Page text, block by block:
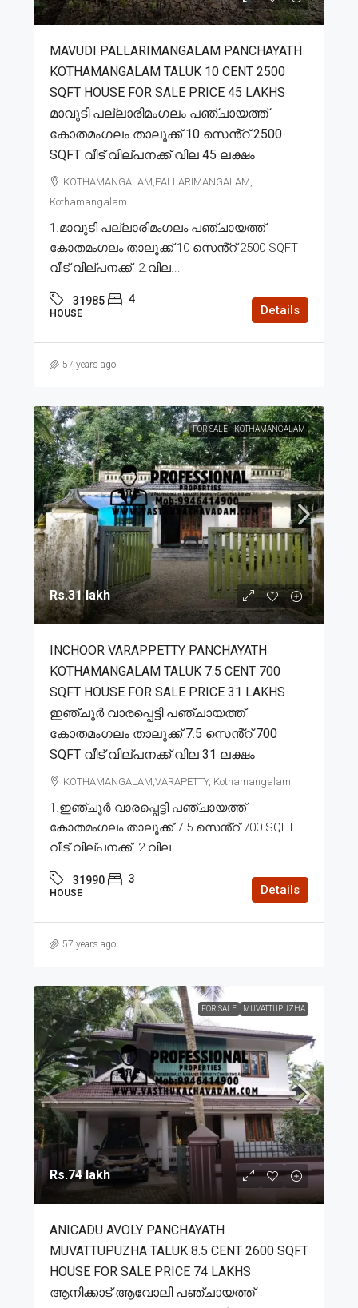
MAVUDI PALLARIMANGALAM PANCHAYATH
KOTHAMANGALAM TALUK 10 CENT 2500
SQFT HOUSE FOR SALE PRICE 45 LAKHS
മാവുടി പല്ലാരിമംഗലം പഞ്ചായത്ത്
കോതമംഗലം താലൂക്ക് 10 സെൻ്റ് 2500
SQFT വീട് വില്പനക്ക് വില 45 ലക്ഷം
KOTHAMANGALAM,PALLARIMANGALAM,
Kothamangalam
1.മാവുടി പല്ലാരിമംഗലം പഞ്ചായത്ത്
കോതമംഗലം താലൂക്ക് 10 സെൻ്റ് 2500 SQFT
വീട് വില്പനക്ക്. 2.വില...
31985 4
HOUSE Details
57 years ago
FOR SALE KOTHAMANGALAM
Rs.31 lakh
INCHOOR VARAPPETTY PANCHAYATH
KOTHAMANGALAM TALUK 7.5 CENT 700
SQFT HOUSE FOR SALE PRICE 31 LAKHS
ഇഞ്ചൂർ വാരപ്പെട്ടി പഞ്ചായത്ത്
കോതമംഗലം താലൂക്ക് 7.5 സെൻ്റ് 700
SQFT വീട് വില്പനക്ക് വില 31 ലക്ഷം
KOTHAMANGALAM,VARAPETTY, Kothamangalam
1.ഇഞ്ചൂർ വാരപ്പെട്ടി പഞ്ചായത്ത്
കോതമംഗലം താലൂക്ക് 7.5 സെൻ്റ് 700 SQFT
വീട് വില്പനക്ക്. 2.വില...
31990 3
HOUSE Details
57 years ago
FOR SALE MUVATTUPUZHA
Rs.74 lakh
ANICADU AVOLY PANCHAYATH
MUVATTUPUZHA TALUK 8.5 CENT 2600 SQFT
HOUSE FOR SALE PRICE 74 LAKHS
ആനിക്കാട് ആവോലി പഞ്ചായത്ത്